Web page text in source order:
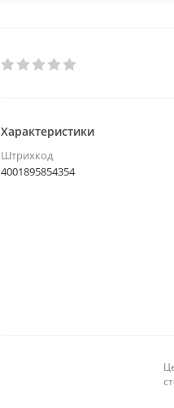
Характеристики
Штрихкод
4001895854354